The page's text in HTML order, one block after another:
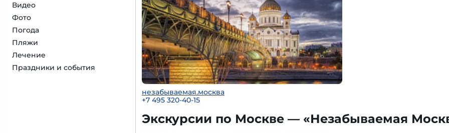
Видео
Фото
Погода
Пляжи
Лечение
Праздники и события
незабываемая.москва
+7 495 320-40-15
Экскурсии по Москве — «Незабываемая